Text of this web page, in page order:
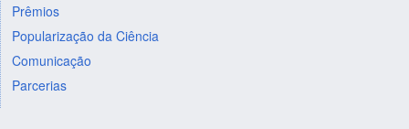
Prêmios
Popularização da Ciência
Comunicação
Parcerias